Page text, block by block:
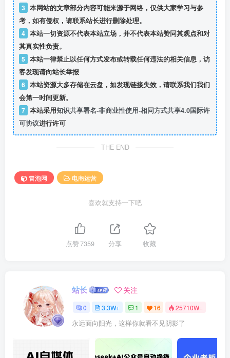
3 本网站的文章部分内容可能来源于网络，仅供大家学习与参
考，如有侵权，请联系站长进行删除处理。
4 本站一切资源不代表本站立场，并不代表本站赞同其观点和对
其真实性负责。
5 本站一律禁止以任何方式发布或转载任何违法的相关信息，访
客发现请向站长举报
6 本站资源大多存储在云盘，如发现链接失效，请联系我们我们
会第一时间更新。
7 本站采用知识共享署名-非商业性使用-相同方式共享4.0国际许
可协议进行许可
THE END
冒泡网 电商运营
喜欢就支持一下吧
点赞7359 分享 收藏
站长 关注
0 3.3W+ 1 16 25710W+
永远面向阳光，这样你就看不见阴影了